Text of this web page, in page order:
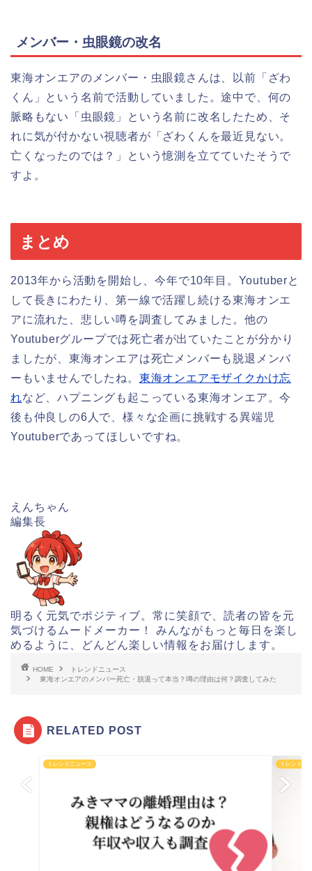
メンバー・虫眼鏡の改名
東海オンエアのメンバー・虫眼鏡さんは、以前「ざわ
くん」という名前で活動していました。途中で、何の
脈略もない「虫眼鏡」という名前に改名したため、そ
れに気が付かない視聴者が「ざわくんを最近見ない。
亡くなったのでは？」という憶測を立てていたそうで
すよ。
まとめ
2013年から活動を開始し、今年で10年目。Youtuberと
して長きにわたり、第一線で活躍し続ける東海オンエ
アに流れた、悲しい噂を調査してみました。他の
Youtuberグループでは死亡者が出ていたことが分かり
ましたが、東海オンエアは死亡メンバーも脱退メンバ
ーもいませんでしたね。 東海オンエアモザイクかけ忘
れなど、ハプニングも起こっている東海オンエア。今
後も仲良しの6人で、様々な企画に挑戦する異端児
Youtuberであってほしいですね。
えんちゃん
編集長
明るく元気でポジティブ。常に笑顔で、読者の皆を元
気づけるムードメーカー！ みんながもっと毎日を楽し
めるように、どんどん楽しい情報をお届けします。
HOME
トレンドニュース
東海オンエアのメンバー死亡・脱退って本当？噂の理由は何？調査してみた
RELATED POST
トレンドニュース トレンドニ